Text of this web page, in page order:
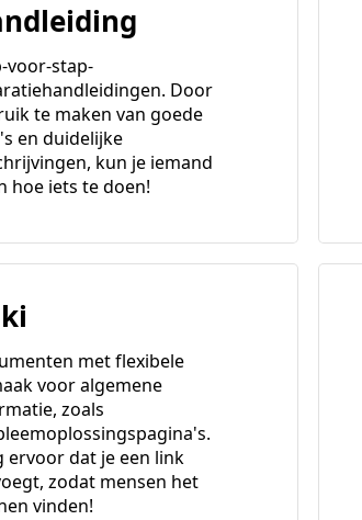
voor-stap-
Door
te maken van goede
en duidelijke
kun je iemand
hoe iets te doen!
met flexibele
voor algemene
zoals
ervoor dat je een link
zodat mensen het
vinden!